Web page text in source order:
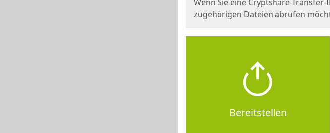
Wenn Sie eine Cryptshare-
zugehörigen Dateien abrufen
Bereitstellen